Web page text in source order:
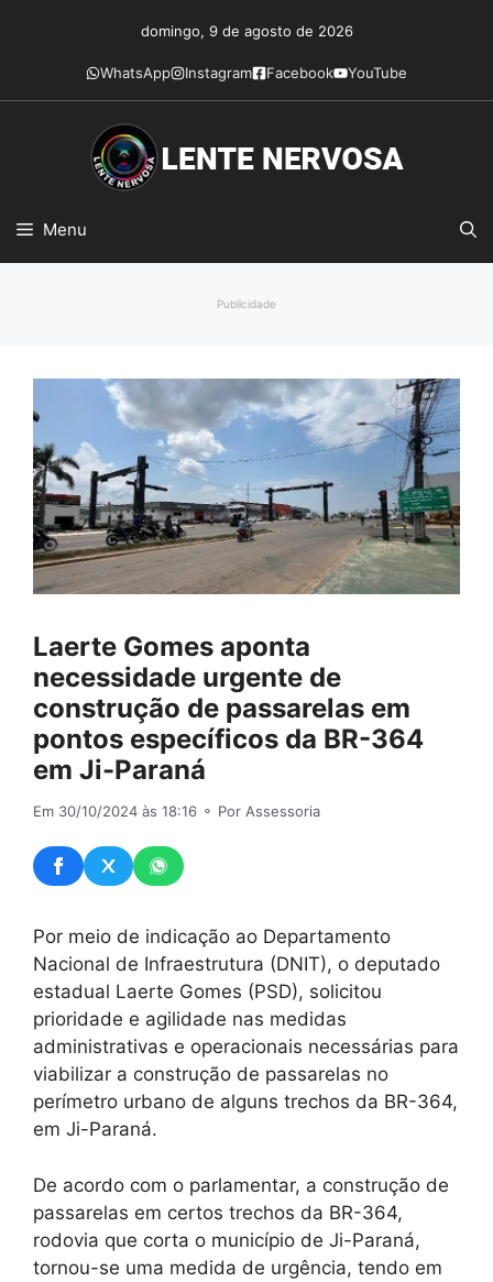
conteúdo
domingo, 9 de agosto de 2026
WhatsApp Instagram Facebook YouTube
Menu
Publicidade
Laerte Gomes aponta
necessidade urgente de
construção de passarelas em
pontos específicos da BR-364
em Ji-Paraná
Em 30/10/2024 às 18:16 ⚬ Por Assessoria
Por meio de indicação ao Departamento
Nacional de Infraestrutura (DNIT), o deputado
estadual Laerte Gomes (PSD), solicitou
prioridade e agilidade nas medidas
administrativas e operacionais necessárias para
viabilizar a construção de passarelas no
perímetro urbano de alguns trechos da BR-364,
em Ji-Paraná.
De acordo com o parlamentar, a construção de
passarelas em certos trechos da BR-364,
rodovia que corta o município de Ji-Paraná,
tornou-se uma medida de urgência, tendo em